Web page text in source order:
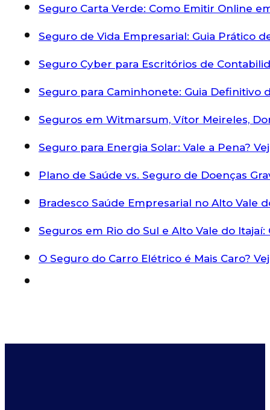
Seguro Carta Verde: Como Emitir Online
Seguro de Vida Empresarial: Guia Prático
Seguro Cyber para Escritórios de
Seguro para Caminhonete: Guia Definitivo
Seguros em Witmarsum, Vítor Meireles,
Seguro para Energia Solar: Vale a Pena?
Plano de Saúde vs. Seguro de Doenças
Bradesco Saúde Empresarial no Alto Vale
Seguros em Rio do Sul e Alto Vale do
O Seguro do Carro Elétrico é Mais Caro?